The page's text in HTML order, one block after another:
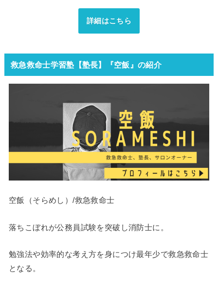
詳細はこちら
救急救命士学習塾【塾長】『空飯』の紹介
空飯（そらめし）/救急救命士
落ちこぼれが公務員試験を突破し消防士に。
勉強法や効率的な考え方を身につけ最年少で救急救命士
となる。